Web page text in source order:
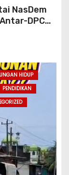
NasDem
DPC
HIDUP
PENDIDIKAN